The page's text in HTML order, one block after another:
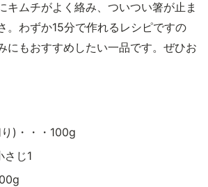
キムチがよく絡み、ついつい箸が止ま
。わずか15分で作れるレシピですの
にもおすすめしたい一品です。ぜひお
)・・・100g
さじ1